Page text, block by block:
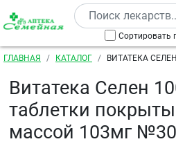
Перейти к основному
Сортировать
Строка навигации
ГЛАВНАЯ КАТАЛОГ
ВИТАТЕКА
Витатека Селен
таблетки
массой 103мг №30